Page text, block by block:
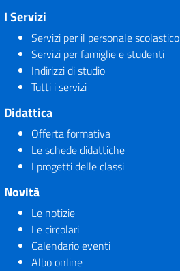
I Servizi
Servizi per il personale scolastico
Servizi per famiglie e studenti
Indirizzi di studio
Tutti i servizi
Didattica
Offerta formativa
Le schede didattiche
I progetti delle classi
Novità
Le notizie
Le circolari
Calendario eventi
Albo online